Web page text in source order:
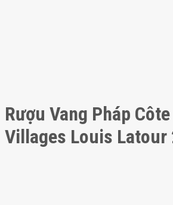
Rượu Vang Pháp
Villages Louis Latour